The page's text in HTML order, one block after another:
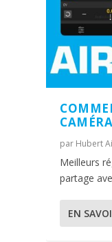
par Hubert
Meilleurs
partage
EN